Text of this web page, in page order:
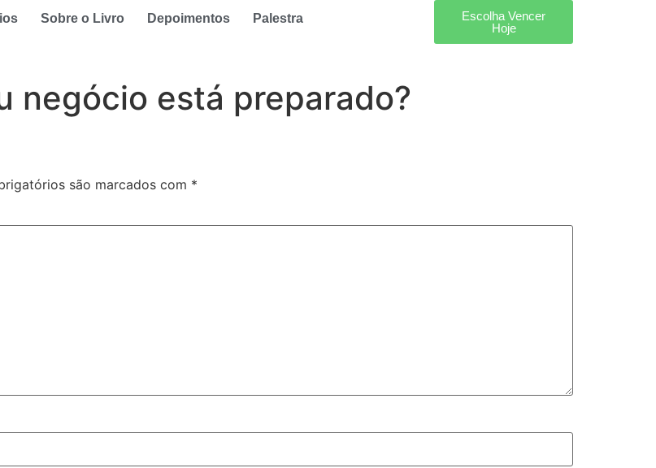
Sobre o Livro Depoimentos Palestra
Escolha Vencer
Hoje
negócio está preparado?
são marcados com *